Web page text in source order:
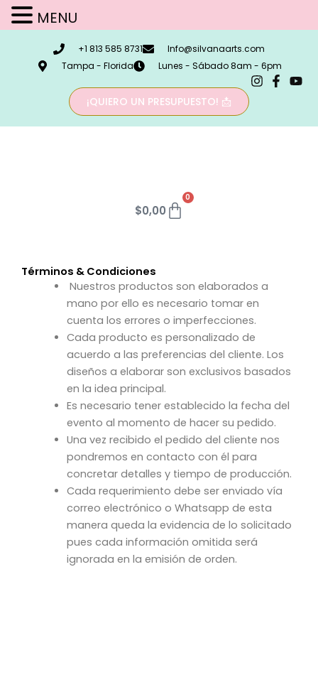
contenido
+1 813 585 8731
Info@silvanaarts.com
Tampa - Florida
Lunes - Sábado 8am - 6pm
¡QUIERO UN PRESUPUESTO! 📩
$0,00
0
Carrito
Términos & Condiciones
Nuestros productos son elaborados a
mano por ello es necesario tomar en
cuenta los errores o imperfecciones.
Cada producto es personalizado de
acuerdo a las preferencias del cliente. Los
diseños a elaborar son exclusivos basados
en la idea principal.
Es necesario tener establecido la fecha del
evento al momento de hacer su pedido.
Una vez recibido el pedido del cliente nos
pondremos en contacto con él para
concretar detalles y tiempo de producción.
Cada requerimiento debe ser enviado vía
correo electrónico o Whatsapp de esta
manera queda la evidencia de lo solicitado
pues cada información omitida será
ignorada en la emisión de orden.
MENU